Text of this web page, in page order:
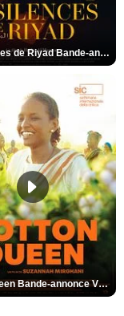
Les Silences de Riyad Bande-annonce VO STFR
Cotton Queen Bande-annonce VO STFR